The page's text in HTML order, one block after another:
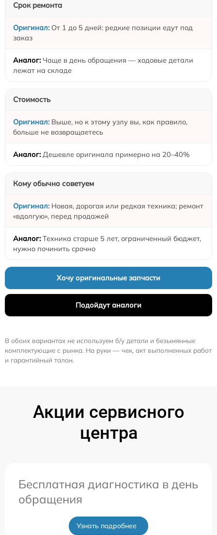
Срок ремонта
От 1 до 5 дней: редкие позиции едут под
заказ
Чаще в день обращения — ходовые детали
лежат на складе
Стоимость
Выше, но к этому узлу вы, как правило,
больше не возвращаетесь
Дешевле оригинала примерно на 20–40%
Кому обычно советуем
Новая, дорогая или редкая техника; ремонт
«вдолгую», перед продажей
Техника старше 5 лет, ограниченный бюджет,
нужно починить срочно
Хочу оригинальные запчасти
Подойдут аналоги
В обоих вариантах не используем б/у детали и безымянные
комплектующие с рынка. На руки — чек, акт выполненных работ
и гарантийный талон.
Акции сервисного
центра
Бесплатная диагностика в день
обращения
Узнать подробнее